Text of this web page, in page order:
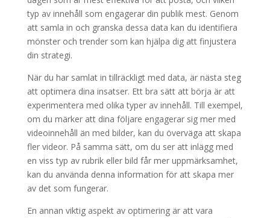
typ av innehåll som engagerar din publik mest. Genom
att samla in och granska dessa data kan du identifiera
mönster och trender som kan hjälpa dig att finjustera
din strategi.
När du har samlat in tillräckligt med data, är nästa steg
att optimera dina insatser. Ett bra sätt att börja är att
experimentera med olika typer av innehåll. Till exempel,
om du märker att dina följare engagerar sig mer med
videoinnehåll än med bilder, kan du överväga att skapa
fler videor. På samma sätt, om du ser att inlägg med
en viss typ av rubrik eller bild får mer uppmärksamhet,
kan du använda denna information för att skapa mer
av det som fungerar.
En annan viktig aspekt av optimering är att vara